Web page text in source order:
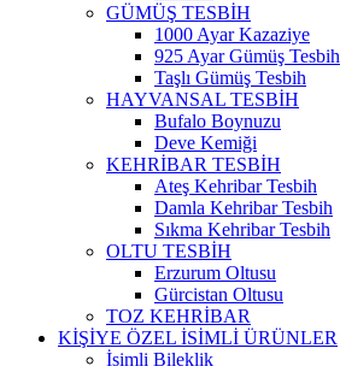
GÜMÜŞ TESBİH
1000 Ayar Kazaziye
925 Ayar Gümüş Tesbih
Taşlı Gümüş Tesbih
HAYVANSAL TESBİH
Bufalo Boynuzu
Deve Kemiği
KEHRİBAR TESBİH
Ateş Kehribar Tesbih
Damla Kehribar Tesbih
Sıkma Kehribar Tesbih
OLTU TESBİH
Erzurum Oltusu
Gürcistan Oltusu
TOZ KEHRİBAR
KİŞİYE ÖZEL İSİMLİ ÜRÜNLER
İsimli Bileklik